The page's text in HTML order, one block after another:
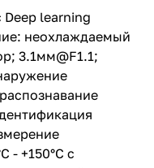
Deep learning
неохлаждаемый
3.1мм@F1.1;
- +150°C с